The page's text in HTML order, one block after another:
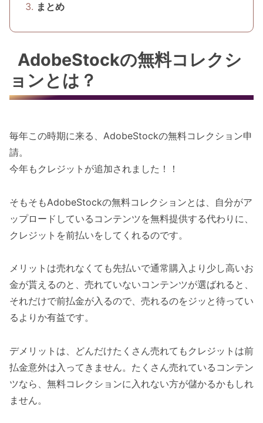
まとめ
AdobeStockの無料コレクシ
ョンとは？
毎年この時期に来る、AdobeStockの無料コレクション申
請。
今年もクレジットが追加されました！！
そもそもAdobeStockの無料コレクションとは、自分がア
ップロードしているコンテンツを無料提供する代わりに、
クレジットを前払いをしてくれるのです。
メリットは売れなくても先払いで通常購入より少し高いお
金が貰えるのと、売れていないコンテンツが選ばれると、
それだけで前払金が入るので、売れるのをジッと待ってい
るよりか有益です。
デメリットは、どんだけたくさん売れてもクレジットは前
払金意外は入ってきません。たくさん売れているコンテン
ツなら、無料コレクションに入れない方が儲かるかもしれ
ません。